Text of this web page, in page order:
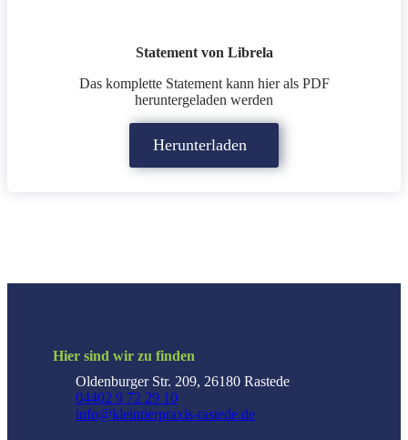
Statement von Librela
Das komplette Statement kann hier als PDF
heruntergeladen werden
Herunterladen
Hier sind wir zu finden
Oldenburger Str. 209, 26180 Rastede
04402 9 72 29 10
info@kleintierpraxis-rastede.de